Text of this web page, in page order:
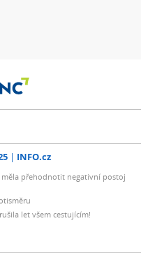
INFO.cz
přehodnotit negativní postoj
let všem cestujícím!